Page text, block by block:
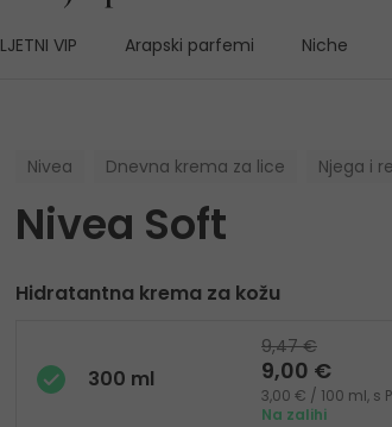
LJETNI VIP Arapski parfemi Niche
Nivea Dnevna krema za lice Njega i
Nivea Soft
Hidratantna krema za kožu
300 ml
9,47 €
9,00 €
3,00 € / 100 ml, s
Na zalihi